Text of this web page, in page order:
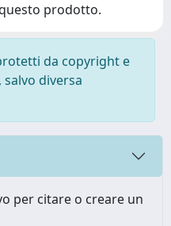
prodotto.
da copyright e
diversa
per citare o creare un